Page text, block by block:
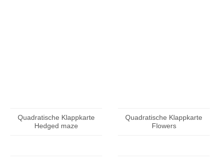
Quadratische Klappkarte
Hedged maze
Quadratische Klappkarte
Flowers